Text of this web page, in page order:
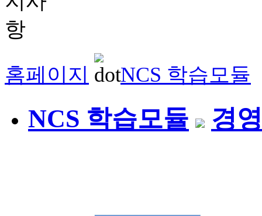
홈페이지 NCS 학습모듈
NCS 학습모듈 경